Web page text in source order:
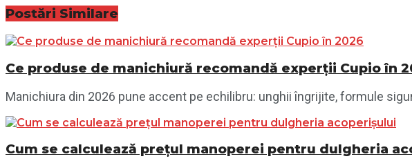
Postări Similare
Ce produse de manichiură recomandă experții Cupio în
Manichiura din 2026 pune accent pe echilibru: unghii îngrijite, formule
Cum se calculează prețul manoperei pentru dulgheria